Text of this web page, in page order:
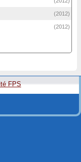
(2012)
(2012)